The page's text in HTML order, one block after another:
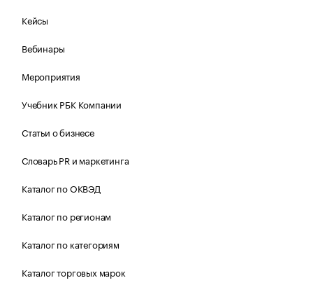
Кейсы
Вебинары
Мероприятия
Учебник РБК Компании
Статьи о бизнесе
Словарь PR и маркетинга
Каталог по ОКВЭД
Каталог по регионам
Каталог по категориям
Каталог торговых марок